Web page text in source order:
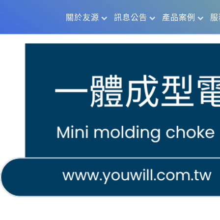
關於友源 訊息公告 產品案例